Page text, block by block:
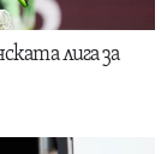
лига за